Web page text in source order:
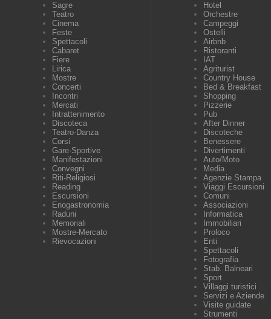
Sagre
Teatro
Cinema
Feste
Spettacoli
Cabaret
Fiere
Lirica
Mostre
Concerti
Incontri
Mercati
Intrattenimento
Discoteca
Teatro-Danza
Corsi
Gare-Sportive
Manifestazioni
Convegni
Riti-Religiosi
Reading
Escursioni
Enogastronomia
Raduni
Memoriali
Mostre-Mercato
Rievocazioni
Hotel
Orchestre
Campeggi
Ostelli
Airbnb
Ristoranti
IAT
Agriturist
Country House
Bed & Breakfast
Shopping
Pizzerie
Pub
After Dinner
Discoteche
Benessere
Divertimenti
Auto/Moto
Media
Agenzie Stampa
Viaggi Escursioni
Comuni
Associazioni
Informatica
Immobiliari
Proloco
Enti
Spettacoli
Fotografia
Stab. Balneari
Sport
Villaggi turistici
Servizi e Aziende
Visite guidate
Strumenti